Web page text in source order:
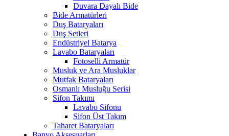
Duvara Dayalı Bide
Bide Armatürleri
Duş Bataryaları
Duş Setleri
Endüstriyel Batarya
Lavabo Bataryaları
Fotoselli Armatür
Musluk ve Ara Musluklar
Mutfak Bataryaları
Osmanlı Musluğu Serisi
Sifon Takımı
Lavabo Sifonu
Sifon Üst Takım
Taharet Bataryaları